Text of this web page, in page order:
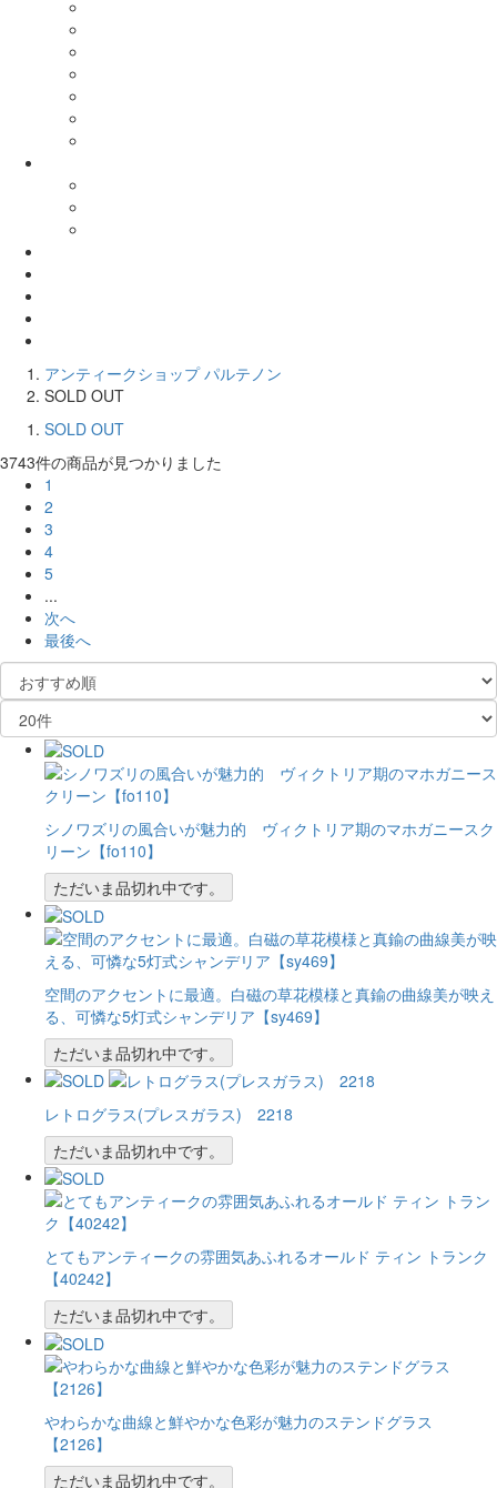
アンティークショップ パルテノン
SOLD OUT
SOLD OUT
3743件の商品が見つかりました
1
2
3
4
5
...
次へ
最後へ
シノワズリの風合いが魅力的 ヴィクトリア期のマホガニースク
リーン【fo110】
ただいま品切れ中です。
空間のアクセントに最適。白磁の草花模様と真鍮の曲線美が映え
る、可憐な5灯式シャンデリア【sy469】
ただいま品切れ中です。
レトログラス(プレスガラス) 2218
ただいま品切れ中です。
とてもアンティークの雰囲気あふれるオールド ティン トランク
【40242】
ただいま品切れ中です。
やわらかな曲線と鮮やかな色彩が魅力のステンドグラス
【2126】
ただいま品切れ中です。